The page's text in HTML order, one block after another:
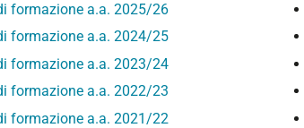
formazione a.a. 2025/26
formazione a.a. 2024/25
formazione a.a. 2023/24
formazione a.a. 2022/23
formazione a.a. 2021/22